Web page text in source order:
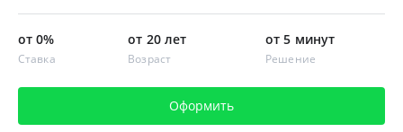
от 0%
Ставка
от 20 лет
Возраст
от 5 минут
Решение
Оформить